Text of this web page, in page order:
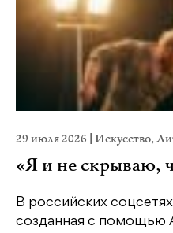
29 июля 2026 Искусство,
«Я и не скрываю,
В российских
созданная с помощью